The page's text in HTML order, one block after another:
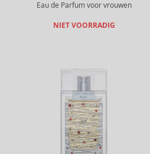
Eau de Parfum voor vrouwen
NIET VOORRADIG